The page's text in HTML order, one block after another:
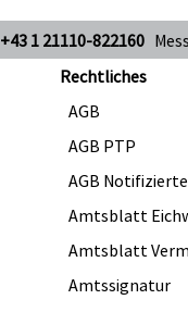
+43 1 21110-822160
Rechtliches
AGB
AGB PTP
AGB
Amtsblatt
Amtsblatt
Amtssignatur